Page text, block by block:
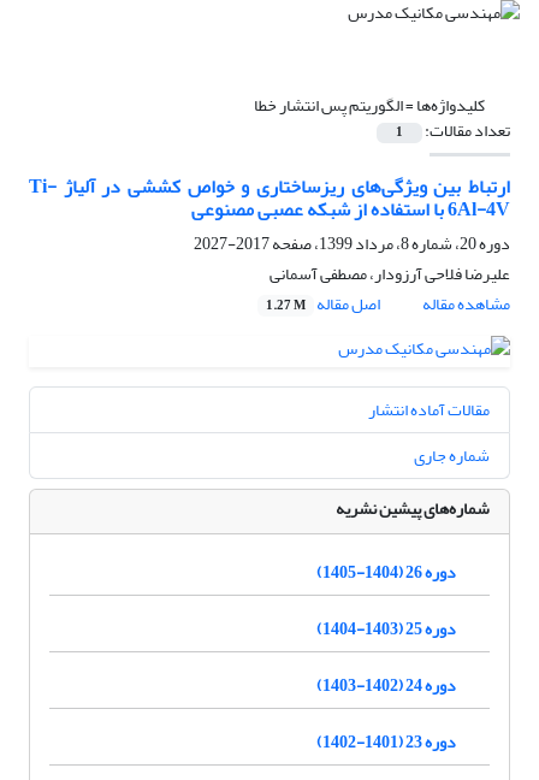
کلیدواژه‌ها =الگوریتم پس انتشار خطا
تعداد مقالات: 1
ارتباط بین ویژگی‌های ریزساختاری و خواص کششی در آلیاژ Ti-
6Al-4V با استفاده از شبکه عصبی مصنوعی
دوره 20، شماره 8، مرداد 1399، صفحه
2017-2027
علیرضا فلاحی آرزودار، مصطفی آسمانی
مشاهده مقاله
اصل مقاله 1.27 M
مقالات آماده انتشار
شماره جاری
شماره‌های پیشین نشریه
دوره 26 (1404-1405)
دوره 25 (1403-1404)
دوره 24 (1402-1403)
دوره 23 (1401-1402)